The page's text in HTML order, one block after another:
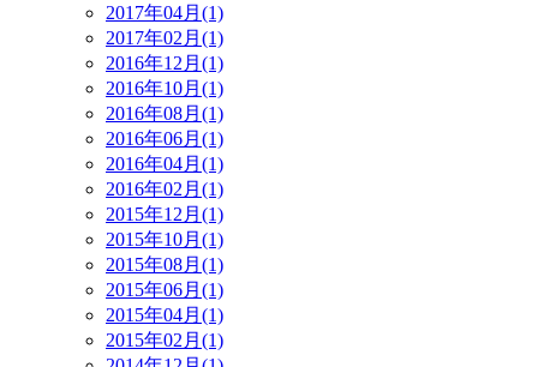
2017年04月(1)
2017年02月(1)
2016年12月(1)
2016年10月(1)
2016年08月(1)
2016年06月(1)
2016年04月(1)
2016年02月(1)
2015年12月(1)
2015年10月(1)
2015年08月(1)
2015年06月(1)
2015年04月(1)
2015年02月(1)